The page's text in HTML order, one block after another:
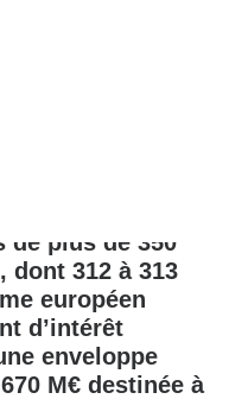
des piliers
de plus de 350
dont 312 à 313
européen
d’intérêt
enveloppe
M€ destinée à